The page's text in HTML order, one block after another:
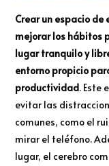
Crear un espacio
mejorar los hábitos
lugar tranquilo y
entorno propicio
productividad. Este
evitar las
comunes, como el
mirar el teléfono.
lugar, el cerebro